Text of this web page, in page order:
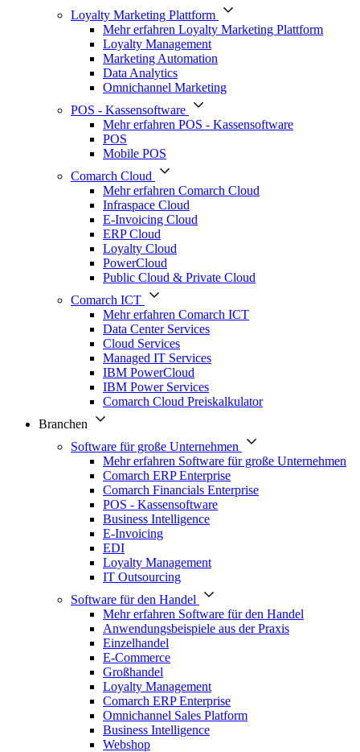
Loyalty Marketing Plattform
Mehr erfahren Loyalty Marketing Plattform
Loyalty Management
Marketing Automation
Data Analytics
Omnichannel Marketing
POS - Kassensoftware
Mehr erfahren POS - Kassensoftware
POS
Mobile POS
Comarch Cloud
Mehr erfahren Comarch Cloud
Infraspace Cloud
E-Invoicing Cloud
ERP Cloud
Loyalty Cloud
PowerCloud
Public Cloud & Private Cloud
Comarch ICT
Mehr erfahren Comarch ICT
Data Center Services
Cloud Services
Managed IT Services
IBM PowerCloud
IBM Power Services
Comarch Cloud Preiskalkulator
Branchen
Software für große Unternehmen
Mehr erfahren Software für große Unternehmen
Comarch ERP Enterprise
Comarch Financials Enterprise
POS - Kassensoftware
Business Intelligence
E-Invoicing
EDI
Loyalty Management
IT Outsourcing
Software für den Handel
Mehr erfahren Software für den Handel
Anwendungsbeispiele aus der Praxis
Einzelhandel
E-Commerce
Großhandel
Loyalty Management
Comarch ERP Enterprise
Omnichannel Sales Platform
Business Intelligence
Webshop